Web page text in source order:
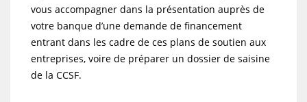
vous accompagner dans la présentation auprès de
votre banque d’une demande de financement
entrant dans les cadre de ces plans de soutien aux
entreprises, voire de préparer un dossier de saisine
de la CCSF.